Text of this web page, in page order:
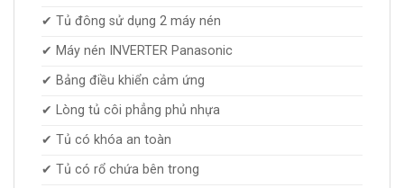
✔ Tủ đông sử dụng 2 máy nén
✔ Máy nén INVERTER Panasonic
✔ Bảng điều khiển cảm ứng
✔ Lòng tủ côi phẳng phủ nhựa
✔ Tủ có khóa an toàn
✔ Tủ có rổ chứa bên trong